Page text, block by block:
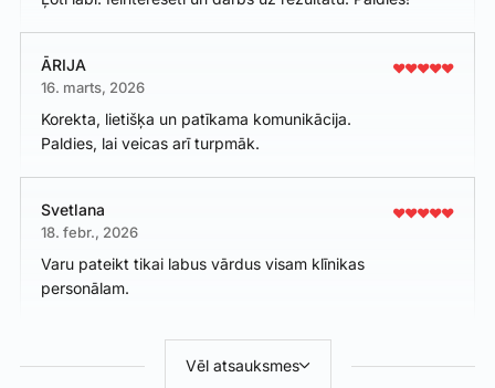
ĀRIJA
16. marts, 2026
Korekta, lietišķa un patīkama komunikācija.
Paldies, lai veicas arī turpmāk.
Svetlana
18. febr., 2026
Varu pateikt tikai labus vārdus visam klīnikas
personālam.
Vēl atsauksmes